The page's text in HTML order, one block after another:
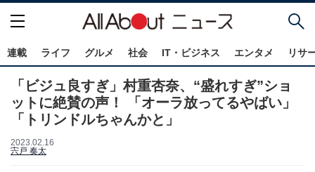
連載 ライフ グルメ 社会 IT・ビジネス エンタメ リサ
「ビジュ良すぎ」村重杏奈、“盛れすぎ”ショ
ットに絶賛の声！ 「オーラ放ってるやばい」
「トリンドルちゃんかと」
2023.02.16
宍戸 奏太